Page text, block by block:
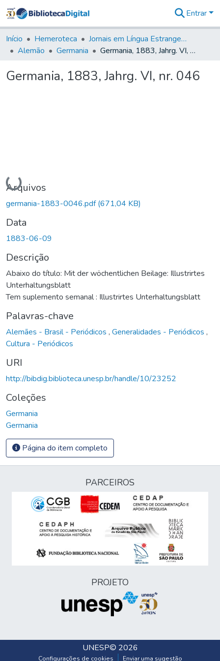
&
Coleções
Tudo na
Digital
Entrar
Início Hemeroteca
Jornais em Língua Estrangeira
Alemão
Germania Germania, 1883, Jahrg. VI, nr. 046
Germania, 1883, Jahrg. VI, nr. 046
Carregando...
Arquivos
germania-1883-0046.pdf(671,04 KB)
Data
1883-06-09
Descrição
Abaixo do título: Mit der wöchentlichen Beilage: Illustrirtes
Unterhaltungsblatt
Tem suplemento semanal : Illustrirtes Unterhaltungsblatt
Palavras-chave
Alemães - Brasil - Periódicos , Generalidades - Periódicos ,
Cultura - Periódicos
URI
http://bibdig.biblioteca.unesp.br/handle/10/23252
Coleções
Germania
Germania
Página do item completo
PARCEIROS
PROJETO
UNESP© 2026
Configurações de cookies Enviar uma sugestão